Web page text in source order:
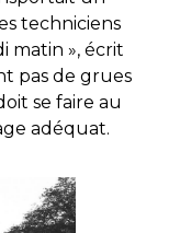
techniciens
matin », écrit
pas de grues
se faire au
adéquat.